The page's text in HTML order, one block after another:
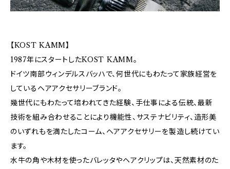
【KOST KAMM】
1987年にスタートしたKOST KAMM。
ドイツ南部ウィンデルスバッハで、何世代にもわたって家族経営を
しているヘアアクセサリーブランド。
幾世代にもわたって培われてきた経験、手仕事による伝統、最新
技術を組み合わせることにより機能性、サステナビリティ、造形美
のいずれもを満たしたコーム、ヘアアクセサリーを製造し続けてい
ます。
水牛の角や木材を使ったバレッタやヘアクリップは、天然素材のた